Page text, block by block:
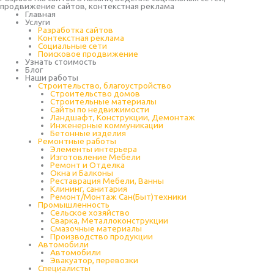
продвижение сайтов, контекстная реклама
Главная
Услуги
Разработка сайтов
Контекстная реклама
Социальные сети
Поисковое продвижение
Узнать стоимость
Блог
Наши работы
Строительство, благоустройство
Строительство домов
Строительные материалы
Сайты по недвижимости
Ландшафт, Конструкции, Демонтаж
Инженерные коммуникации
Бетонные изделия
Ремонтные работы
Элементы интерьера
Изготовление Мебели
Ремонт и Отделка
Окна и Балконы
Реставрация Мебели, Ванны
Клининг, санитария
Ремонт/Монтаж Сан(Быт)техники
Промышленность
Cельское хозяйство
Сварка, Металлоконструкции
Cмазочные материалы
Производство продукции
Автомобили
Автомобили
Эвакуатор, перевозки
Специалисты